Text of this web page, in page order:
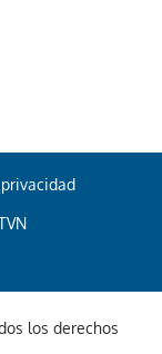
los derechos